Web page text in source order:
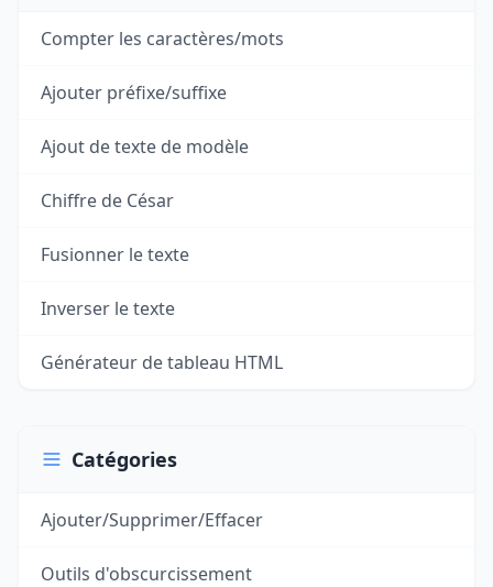
Compter les caractères/mots
Ajouter préfixe/suffixe
Ajout de texte de modèle
Chiffre de César
Fusionner le texte
Inverser le texte
Générateur de tableau HTML
Catégories
Ajouter/Supprimer/Effacer
Outils d'obscurcissement